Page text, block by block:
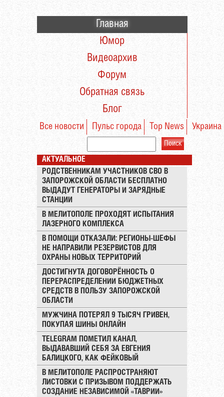
Главная
Юмор
Видеоархив
Форум
Обратная связь
Блог
Все новости Пульс города Top News Украина
АКТУАЛЬНОЕ
РОДСТВЕННИКАМ УЧАСТНИКОВ СВО В
ЗАПОРОЖСКОЙ ОБЛАСТИ БЕСПЛАТНО
ВЫДАДУТ ГЕНЕРАТОРЫ И ЗАРЯДНЫЕ
СТАНЦИИ
В МЕЛИТОПОЛЕ ПРОХОДЯТ ИСПЫТАНИЯ
ЛАЗЕРНОГО КОМПЛЕКСА
В ПОМОЩИ ОТКАЗАЛИ: РЕГИОНЫ-ШЕФЫ
НЕ НАПРАВИЛИ РЕЗЕРВИСТОВ ДЛЯ
ОХРАНЫ НОВЫХ ТЕРРИТОРИЙ
ДОСТИГНУТА ДОГОВОРЁННОСТЬ О
ПЕРЕРАСПРЕДЕЛЕНИИ БЮДЖЕТНЫХ
СРЕДСТВ В ПОЛЬЗУ ЗАПОРОЖСКОЙ
ОБЛАСТИ
МУЖЧИНА ПОТЕРЯЛ 9 ТЫСЯЧ ГРИВЕН,
ПОКУПАЯ ШИНЫ ОНЛАЙН
TELEGRAM ПОМЕТИЛ КАНАЛ,
ВЫДАВАВШИЙ СЕБЯ ЗА ЕВГЕНИЯ
БАЛИЦКОГО, КАК ФЕЙКОВЫЙ
В МЕЛИТОПОЛЕ РАСПРОСТРАНЯЮТ
ЛИСТОВКИ С ПРИЗЫВОМ ПОДДЕРЖАТЬ
СОЗДАНИЕ НЕЗАВИСИМОЙ «ТАВРИИ»